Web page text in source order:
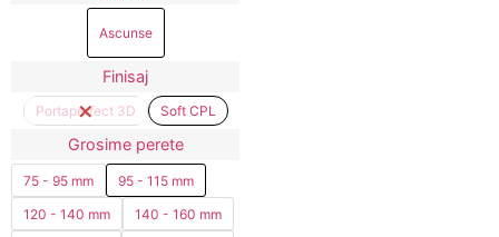
Ascunse
Finisaj
Portaperfect 3D Soft CPL
Grosime perete
75 - 95 mm
95 - 115 mm
120 - 140 mm
140 - 160 mm